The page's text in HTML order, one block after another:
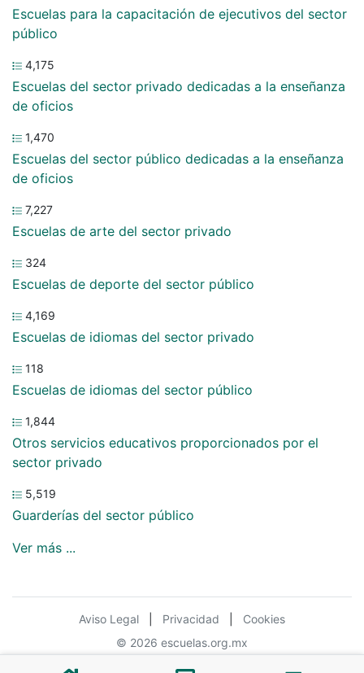
Escuelas para la capacitación de ejecutivos del sector
público
4,175
Escuelas del sector privado dedicadas a la enseñanza
de oficios
1,470
Escuelas del sector público dedicadas a la enseñanza
de oficios
7,227
Escuelas de arte del sector privado
324
Escuelas de deporte del sector público
4,169
Escuelas de idiomas del sector privado
118
Escuelas de idiomas del sector público
1,844
Otros servicios educativos proporcionados por el
sector privado
5,519
Guarderías del sector público
Ver más ...
Aviso Legal Privacidad
Cookies
© 2026 escuelas.org.mx